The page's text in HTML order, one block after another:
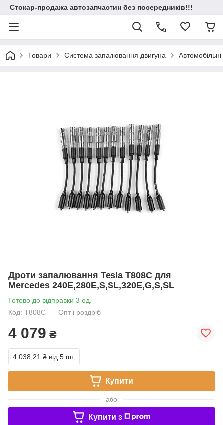
Стокар-продажа автозапчастин без посередників!!!
Товари Система запалювання двигуна
Дроти запалювання Tesla T808C для
Mercedes 240E,280E,S,SL,320E,G,S,SL
Готово до відправки 3 од.
Код: T808C
Опт і роздріб
4 079 ₴
4 038,21 ₴ від 5 шт.
Купити
або
Купити з